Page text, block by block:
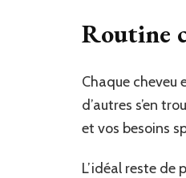
Routine
Chaque cheveu
d’autres s’en
et vos besoins
L’idéal reste de